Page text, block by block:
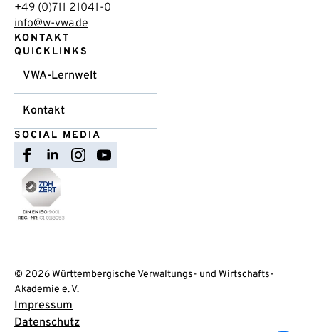
+49 (0)711 21041-0
info@w-vwa.de
KONTAKT
QUICKLINKS
VWA-Lernwelt
Kontakt
SOCIAL MEDIA
© 2026 Württembergische Verwaltungs- und Wirtschafts-
Akademie e. V.
Impressum
Datenschutz